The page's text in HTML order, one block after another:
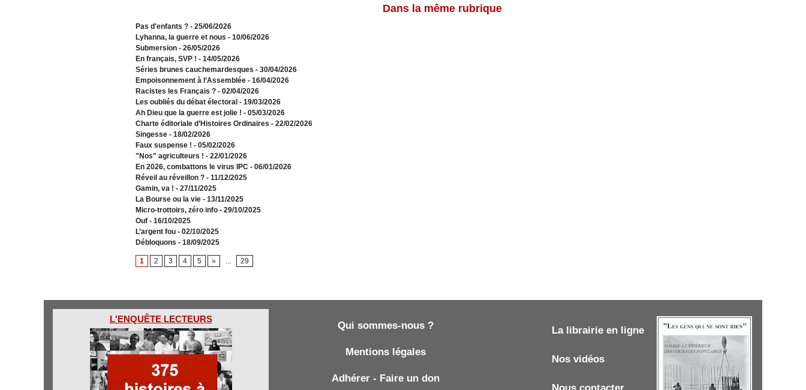
Dans la même rubrique
Pas d'enfants ? - 25/06/2026
​Lyhanna, la guerre et nous - 10/06/2026
Submersion - 26/05/2026
En français, SVP ! - 14/05/2026
​Séries brunes cauchemardesques - 30/04/2026
Empoisonnement à l’Assemblée­ - 16/04/2026
Racistes les Français ? - 02/04/2026
​Les oubliés du débat électoral - 19/03/2026
Ah Dieu que la guerre est jolie ! - 05/03/2026
Charte éditoriale d’Histoires Ordinaires - 22/02/2026
Singesse - 18/02/2026
Faux suspense ! - 05/02/2026
"Nos" agriculteurs ! - 22/01/2026
En 2026, combattons le virus IPC - 06/01/2026
Réveil au réveillon ? - 11/12/2025
Gamin, va ! - 27/11/2025
​La Bourse ou la vie - 13/11/2025
Micro-trottoirs, zéro info - 29/10/2025
Ouf - 16/10/2025
L’argent fou - 02/10/2025
Débloquons - 18/09/2025
1 2 3 4 5 » ... 29
L'ENQUÊTE LECTEURS
Qui sommes-nous ?
Mentions légales
Adhérer - Faire un don
La librairie en ligne
Nos vidéos